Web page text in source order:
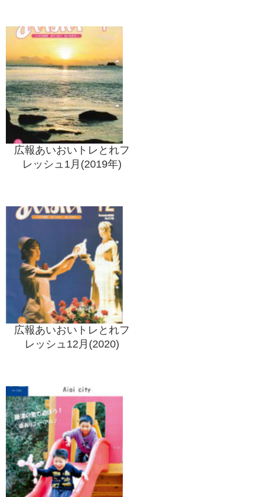
広報あいおいトレとれフ
レッシュ1月(2019年)
広報あいおいトレとれフ
レッシュ12月(2020)